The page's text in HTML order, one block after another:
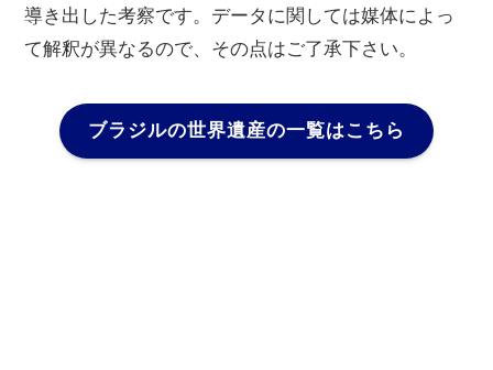
導き出した考察です。データに関しては媒体によっ
て解釈が異なるので、その点はご了承下さい。
ブラジルの世界遺産の一覧はこちら